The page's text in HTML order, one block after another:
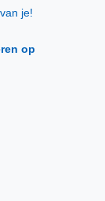
je!
op